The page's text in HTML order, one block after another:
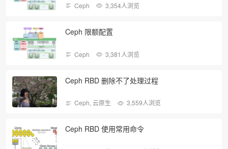
Ceph 3,354人浏览
Ceph 限额配置
Ceph 3,381人浏览
Ceph RBD 删除不了处理过程
Ceph, 云原生 3,559人浏览
Ceph RBD 使用常用命令